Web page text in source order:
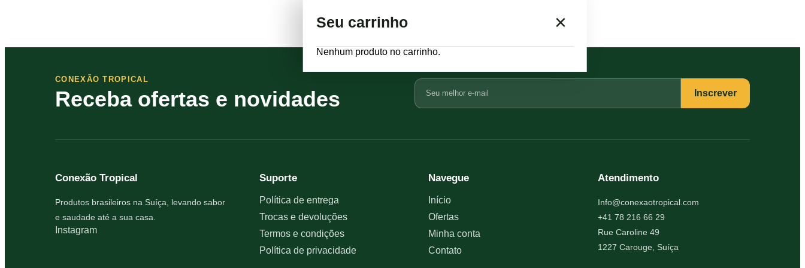
Seu carrinho ×
Nenhum produto no carrinho.
CONEXÃO TROPICAL
Receba ofertas e novidades
Seu
mail
Inscrever
Conexão Tropical
Produtos brasileiros na Suíça, levando sabor
e saudade até a sua casa.
Instagram
Suporte
Política de entrega
Trocas e devoluções
Termos e condições
Política de privacidade
Navegue
Início
Ofertas
Minha conta
Contato
Atendimento
Info@conexaotropical.com
+41 78 216 66 29
Rue Caroline 49
1227 Carouge, Suíça